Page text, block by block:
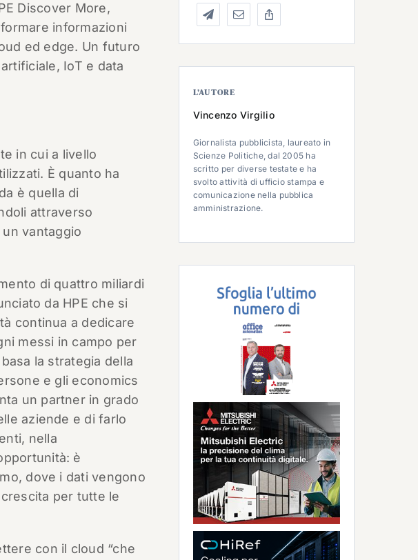
Discover More,
informazioni
ed edge. Un futuro
IoT e data
in cui a livello
È quanto ha
è quella di
attraverso
vantaggio
di quattro miliardi
da HPE che si
continua a dedicare
messi in campo per
la strategia della
e gli economics
un partner in grado
aziende e di farlo
nella
è
dove i dati vengono
per tutte le
con il cloud “che
L’AUTORE
Vincenzo Virgilio
Giornalista pubblicista, laureato in
Scienze Politiche, dal 2005 ha
scritto per diverse testate e ha
svolto attività di ufficio stampa e
comunicazione nella pubblica
amministrazione.